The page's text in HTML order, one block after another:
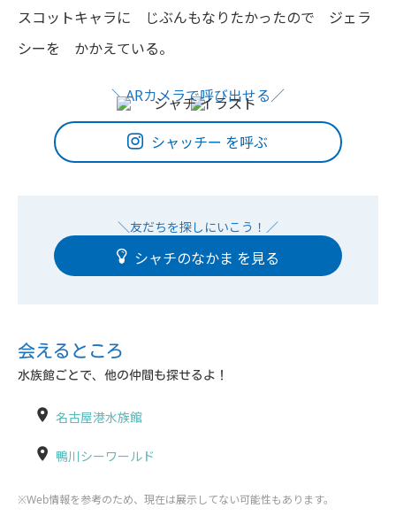
スコットキャラに じぶんもなりたかったので ジェラ
シーを かかえている。
シャッチー を呼ぶ
シャチのなかま
会えるところ
水族館ごとで、他の仲間も探せるよ！
名古屋港水族館
鴨川シーワールド
※Web情報を参考のため、現在は展示してない可能性もあります。